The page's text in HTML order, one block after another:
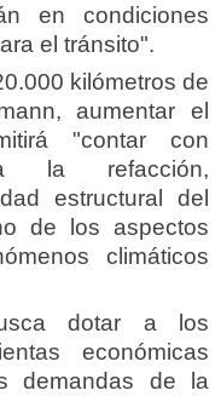
en condiciones
el tránsito".
kilómetros de
aumentar el
"contar con
la refacción,
estructural del
de los aspectos
climáticos
dotar a los
económicas
demandas de la